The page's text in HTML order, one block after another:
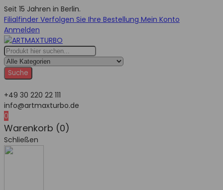
Seit 15 Jahren in Berlin.
Filialfinder Verfolgen Sie Ihre Bestellung Mein Konto
Anmelden
Suche
+49 30 220 22 111
info@artmaxturbo.de
0
Warenkorb (0)
Schließen